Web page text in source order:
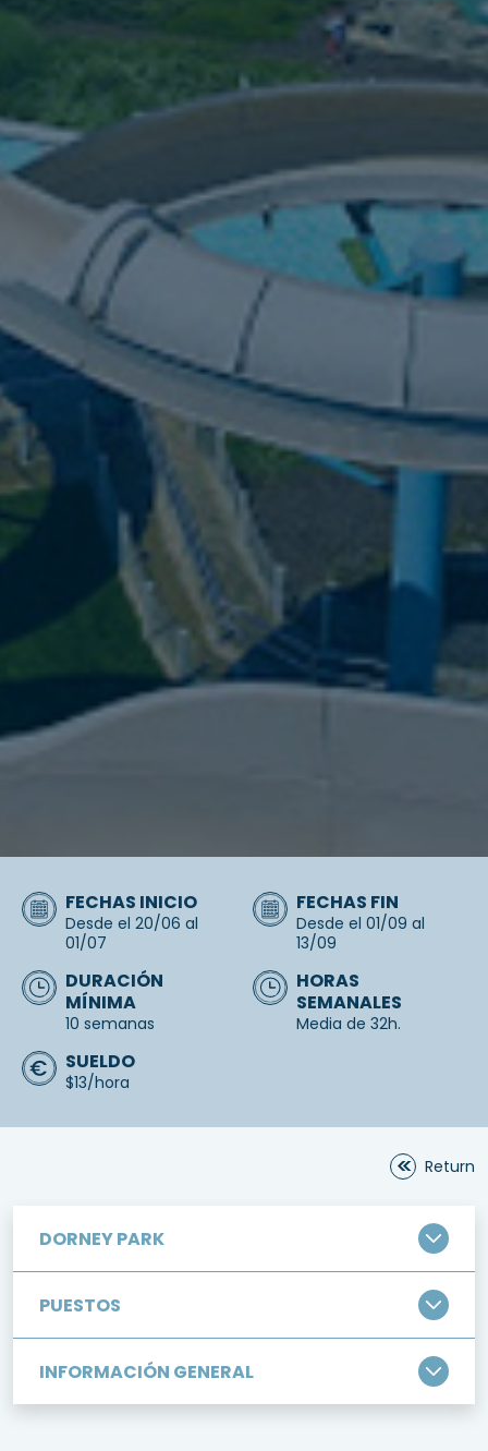
FECHAS INICIO
Desde el 20/06 al
01/07
FECHAS FIN
Desde el 01/09 al
13/09
DURACIÓN
MÍNIMA
10 semanas
HORAS
SEMANALES
Media de 32h.
SUELDO
$13/hora
Return
DORNEY PARK
PUESTOS
INFORMACIÓN GENERAL